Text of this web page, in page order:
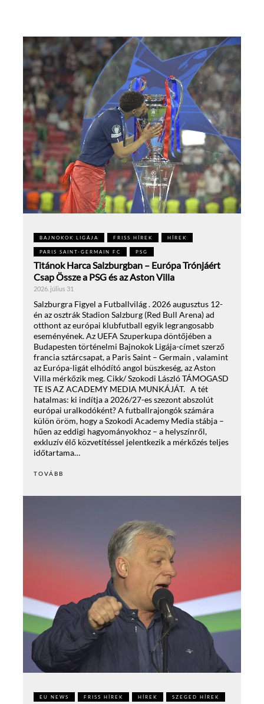
BAJNOKOK LIGÁJA FRISS HÍREK HÍREK
PARIS SAINT-GERMAIN FC PSG
Titánok Harca Salzburgban – Európa Trónjáért
Csap Össze a PSG és az Aston Villa
2026. július 31
Salzburgra Figyel a Futballvilág . 2026 augusztus 12-
én az osztrák Stadion Salzburg (Red Bull Arena) ad
otthont az európai klubfutball egyik legrangosabb
eseményének. Az UEFA Szuperkupa döntőjében a
Budapesten történelmi Bajnokok Ligája-címet szerző
francia sztárcsapat, a Paris Saint – Germain , valamint
az Európa-ligát elhódító angol büszkeség, az Aston
Villa mérkőzik meg. Cikk/ Szokodi László TÁMOGASD
TE IS AZ ACADEMY MEDIA MUNKÁJÁT. A tét
hatalmas: ki indítja a 2026/27-es szezont abszolút
európai uralkodóként? A futballrajongók számára
külön öröm, hogy a Szokodi Academy Media stábja –
hűen az eddigi hagyományokhoz – a helyszínről,
exkluzív élő közvetítéssel jelentkezik a mérkőzés teljes
időtartama…
TOVÁBB
EU NEWS FRISS HÍREK HÍREK SZEGED HÍREK